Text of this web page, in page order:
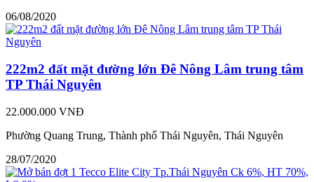
06/08/2020
222m2 đất mặt đường lớn Đê Nông Lâm trung tâm
TP Thái Nguyên
22.000.000 VNĐ
Phường Quang Trung, Thành phố Thái Nguyên, Thái Nguyên
28/07/2020